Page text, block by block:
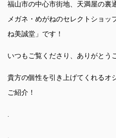
福山市の中心市街地、天満屋の裏
メガネ・めがねのセレクトショッ
ね美誠堂」です！
いつもご覧くださり、ありがとう
貴方の個性を引き上げてくれるオ
ご紹介！
.
.